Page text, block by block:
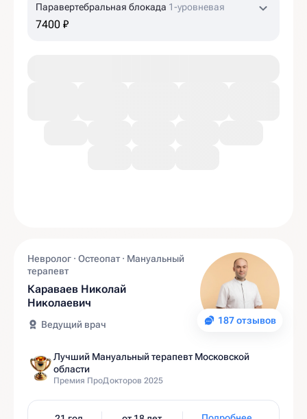
Паравертебральная блокада 1-уровневая
7400 ₽
187 отзывов
Невролог · Остеопат · Мануальный
терапевт
Караваев Николай
Николаевич
Ведущий врач
Лучший Мануальный терапевт Московской
области
Премия ПроДокторов 2025